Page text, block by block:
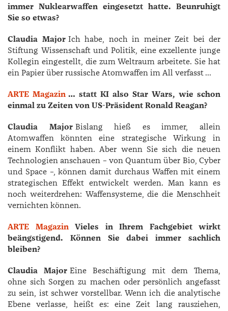
immer Nuklearwaffen eingesetzt hatte. Beunruhigt
Sie so etwas?
Claudia Major Ich habe, noch in meiner Zeit bei der
Stiftung Wissenschaft und Politik, eine exzellente junge
Kollegin eingestellt, die zum Weltraum arbeitete. Sie hat
ein Papier über russische Atomwaffen im All verfasst …
ARTE Magazin … statt KI also Star Wars, wie schon
einmal zu Zeiten von US-Präsident Ronald Reagan?
Claudia MajorBislang hieß es immer, allein
Atomwaffen könnten eine strategische Wirkung in
einem Konflikt haben. Aber wenn Sie sich die neuen
Technologien anschauen – von Quantum über Bio, Cyber
und Space –, können damit durchaus Waffen mit einem
strategischen Effekt entwickelt werden. Man kann es
noch weiterdrehen: Waffensysteme, die die Menschheit
vernichten können.
ARTE Magazin Vieles in Ihrem Fachgebiet wirkt
beängstigend. Können Sie dabei immer sachlich
bleiben?
Claudia Major Eine Beschäftigung mit dem Thema,
ohne sich Sorgen zu machen oder persönlich angefasst
zu sein, ist schwer vorstellbar. Wenn ich die analytische
Ebene verlasse, heißt es: eine Zeit lang rausziehen,